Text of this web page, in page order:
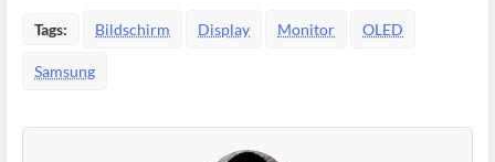
Tags: Bildschirm Display Monitor OLED
Samsung